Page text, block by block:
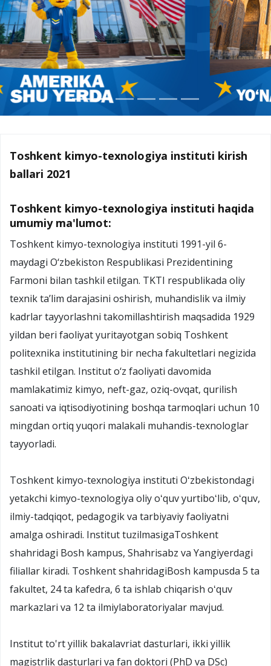
Toshkent kimyo-texnologiya instituti kirish
ballari 2021
Toshkent kimyo-texnologiya instituti haqida
umumiy ma'lumot:
Toshkent kimyo-texnologiya instituti 1991-yil 6-
maydagi O‘zbekiston Respublikasi Prezidentining
Farmoni bilan tashkil etilgan. TKTI respublikada oliy
texnik ta’lim darajasini oshirish, muhandislik va ilmiy
kadrlar tayyorlashni takomillashtirish maqsadida 1929
yildan beri faoliyat yuritayotgan sobiq Toshkent
politexnika institutining bir necha fakultetlari negizida
tashkil etilgan. Institut o‘z faoliyati davomida
mamlakatimiz kimyo, neft-gaz, oziq-ovqat, qurilish
sanoati va iqtisodiyotining boshqa tarmoqlari uchun 10
mingdan ortiq yuqori malakali muhandis-texnologlar
tayyorladi.
Toshkent kimyo-texnologiya instituti Oʻzbekistondagi
yetakchi kimyo-texnologiya oliy oʻquv yurtiboʻlib, oʻquv,
ilmiy-tadqiqot, pedagogik va tarbiyaviy faoliyatni
amalga oshiradi. Institut tuzilmasigaToshkent
shahridagi Bosh kampus, Shahrisabz va Yangiyerdagi
filiallar kiradi. Toshkent shahridagiBosh kampusda 5 ta
fakultet, 24 ta kafedra, 6 ta ishlab chiqarish oʻquv
markazlari va 12 ta ilmiylaboratoriyalar mavjud.
Institut to'rt yillik bakalavriat dasturlari, ikki yillik
magistrlik dasturlari va fan doktori (PhD va DSc)